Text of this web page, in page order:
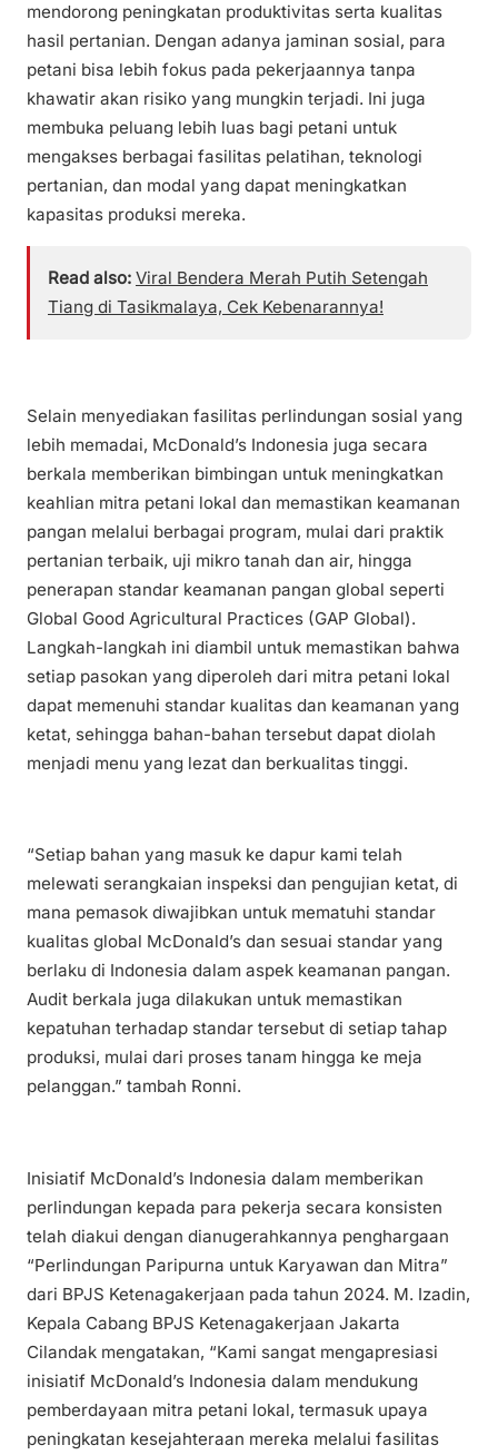
mendorong peningkatan produktivitas serta kualitas
hasil pertanian. Dengan adanya jaminan sosial, para
petani bisa lebih fokus pada pekerjaannya tanpa
khawatir akan risiko yang mungkin terjadi. Ini juga
membuka peluang lebih luas bagi petani untuk
mengakses berbagai fasilitas pelatihan, teknologi
pertanian, dan modal yang dapat meningkatkan
kapasitas produksi mereka.
Read also: Viral Bendera Merah Putih Setengah
Tiang di Tasikmalaya, Cek Kebenarannya!
Selain menyediakan fasilitas perlindungan sosial yang
lebih memadai, McDonald’s Indonesia juga secara
berkala memberikan bimbingan untuk meningkatkan
keahlian mitra petani lokal dan memastikan keamanan
pangan melalui berbagai program, mulai dari praktik
pertanian terbaik, uji mikro tanah dan air, hingga
penerapan standar keamanan pangan global seperti
Global Good Agricultural Practices (GAP Global).
Langkah-langkah ini diambil untuk memastikan bahwa
setiap pasokan yang diperoleh dari mitra petani lokal
dapat memenuhi standar kualitas dan keamanan yang
ketat, sehingga bahan-bahan tersebut dapat diolah
menjadi menu yang lezat dan berkualitas tinggi.
“Setiap bahan yang masuk ke dapur kami telah
melewati serangkaian inspeksi dan pengujian ketat, di
mana pemasok diwajibkan untuk mematuhi standar
kualitas global McDonald’s dan sesuai standar yang
berlaku di Indonesia dalam aspek keamanan pangan.
Audit berkala juga dilakukan untuk memastikan
kepatuhan terhadap standar tersebut di setiap tahap
produksi, mulai dari proses tanam hingga ke meja
pelanggan.” tambah Ronni.
Inisiatif McDonald’s Indonesia dalam memberikan
perlindungan kepada para pekerja secara konsisten
telah diakui dengan dianugerahkannya penghargaan
“Perlindungan Paripurna untuk Karyawan dan Mitra”
dari BPJS Ketenagakerjaan pada tahun 2024. M. Izadin,
Kepala Cabang BPJS Ketenagakerjaan Jakarta
Cilandak mengatakan, “Kami sangat mengapresiasi
inisiatif McDonald’s Indonesia dalam mendukung
pemberdayaan mitra petani lokal, termasuk upaya
peningkatan kesejahteraan mereka melalui fasilitas